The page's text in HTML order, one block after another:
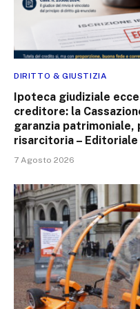
DIRITTO & GIUSTIZIA
Ipoteca giudiziale
creditore: la
garanzia
risarcitoria – Editoriale
7 Agosto 2026